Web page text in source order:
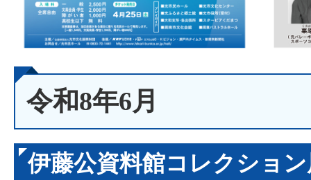
令和8年6月
伊藤公資料館コレクショ